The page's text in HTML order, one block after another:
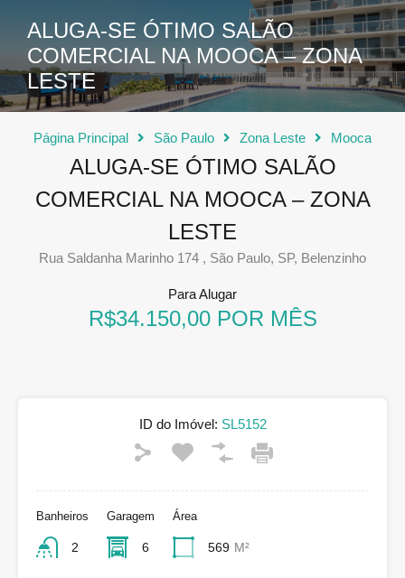
ALUGA-SE ÓTIMO SALÃO
COMERCIAL NA MOOCA – ZONA
LESTE
Página Principal São Paulo Zona Leste Mooca
ALUGA-SE ÓTIMO SALÃO
COMERCIAL NA MOOCA – ZONA
LESTE
Rua Saldanha Marinho 174 , São Paulo, SP, Belenzinho
Para Alugar
R$34.150,00 POR MÊS
ID do Imóvel: SL5152
Banheiros
2
Garagem
6
Área
569 M²